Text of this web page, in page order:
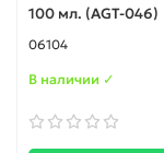
100 мл. (AGT-046)
06104
В наличии ✓